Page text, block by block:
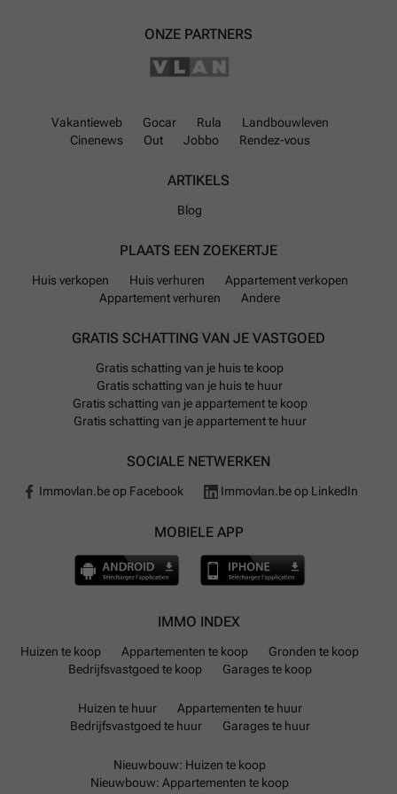
woonomgeving met voldoende ruimte buiten en de mogelijkheid om
het pand volledig naar eigen wens te renoveren en te optimaliseren.
Voor geïnteresseerden is dit een unieke kans om een woning te
verwerven met veel potentieel op een aantrekkelijke prijs. Neem
ONZE PARTNERS
Vakantieweb Gocar Rula
Landbouwleven
Cinenews
Out Jobbo Rendez-vous
ARTIKELS
Blog
PLAATS EEN ZOEKERTJE
Huis verkopen Huis verhuren
Appartement verkopen
Appartement verhuren
Andere
GRATIS SCHATTING VAN JE VASTGOED
Gratis schatting van je huis te koop
Gratis schatting van je huis te huur
Gratis schatting van je appartement te koop
Gratis schatting van je appartement te huur
SOCIALE NETWERKEN
Immovlan.be op Facebook Immovlan.be op LinkedIn
MOBIELE APP
IMMO INDEX
Huizen te koop Appartementen te koop
Gronden te koop
Bedrijfsvastgoed te koop
Garages te koop
Huizen te huur
Appartementen te huur
Bedrijfsvastgoed te huur
Garages te huur
Nieuwbouw: Huizen te koop
Nieuwbouw: Appartementen te koop